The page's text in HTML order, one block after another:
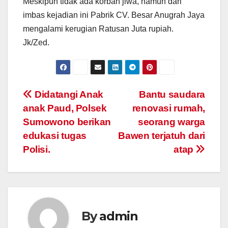
imbas kejadian ini Pabrik CV. Besar Anugrah Jaya
mengalami kerugian Ratusan Juta rupiah.
Jk/Zed.
Post
navigation
Bantu saudara
renovasi rumah,
seorang warga
Bawen terjatuh dari
atap
Didatangi Anak
anak Paud, Polsek
Sumowono berikan
edukasi tugas
Polisi.
Byadmin